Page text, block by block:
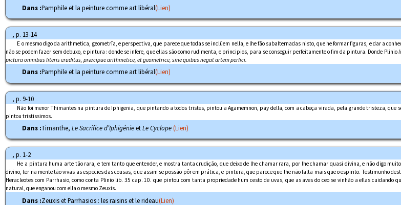
Dans :Pamphile et la peinture comme art libéral(Lien)
, p. 13-14
E o mesmo digo da arithmetica, geometrîa, e perspectiva, que parece que todas se inclûem nella, e lhe fão subalternadas nisto, que he formar figuras, e dar a
não se podem fazer sem debuxo, e pintura : donde se infere, que ellas são como rudimenta, e principios, para se conseguir perfeitamente o fim da pintura. Donde Plinio
pictura omnibus literis eruditus, præcipue arithmetice, et geometrice, sine quibus negat artem perfici.
Dans :Pamphile et la peinture comme art libéral(Lien)
, p. 9-10
Não foi menor Thimantes na pintura de Iphigenia, que pintando a todos tristes, pintou a Agamemnon, pay della, com a cabeça virada, pela grande tristeza, que
pintou tristissimos.
Dans :Timanthe, Le Sacrifice d’IphigénieetLe Cyclope(Lien)
, p. 1-2
He a pintura huma arte tão rara, e tem tanto que entender, e mostra tanta crudição, que deixo de lhe chamar rara, por lhe chamar quasi divina, e não digo
divino, ter na mente tão vivas as especies das cousas, que assim se possão pôr em prática, e pintura, que parece que lhe não falta mais que o espirito. Testimunho
Heracleotes com Parrhasio, como conta Plinio lib. 35 cap. 10. que pintou com tanta propriedade hum cesto de uvas, que as aves do ceo se vinhão a ellas cuidando
natural, que enganou com ella o mesmo Zeuxis.
Dans :Zeuxis et Parrhasios : les raisins et le rideau(Lien)